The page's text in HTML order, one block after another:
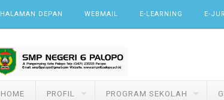
HALAMAN DEPAN WEBMAIL E-LEARNING E-
HOME PROFIL PROGRAM SEKOLAH